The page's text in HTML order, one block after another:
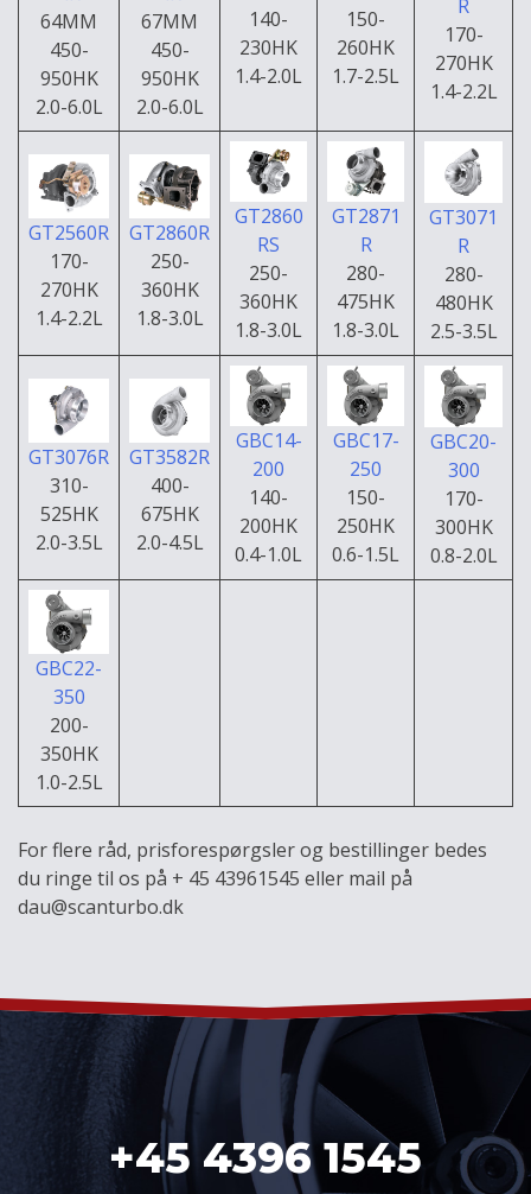
64MM
450-
950HK
2.0-6.0L
67MM
450-
950HK
2.0-6.0L
140-
230HK
1.4-2.0L
150-
260HK
1.7-2.5L
R
170-
270HK
1.4-2.2L
GT2560R
170-
270HK
1.4-2.2L
GT2860R
250-
360HK
1.8-3.0L
GT2860
RS
250-
360HK
1.8-3.0L
GT2871
R
280-
475HK
1.8-3.0L
GT3071
R
280-
480HK
2.5-3.5L
GT3076R
310-
525HK
2.0-3.5L
GT3582R
400-
675HK
2.0-4.5L
GBC14-
200
140-
200HK
0.4-1.0L
GBC17-
250
150-
250HK
0.6-1.5L
GBC20-
300
170-
300HK
0.8-2.0L
GBC22-
350
200-
350HK
1.0-2.5L
For flere råd, prisforespørgsler og bestillinger bedes
du ringe til os på + 45 43961545 eller mail på
dau@scanturbo.dk
+45 4396 1545